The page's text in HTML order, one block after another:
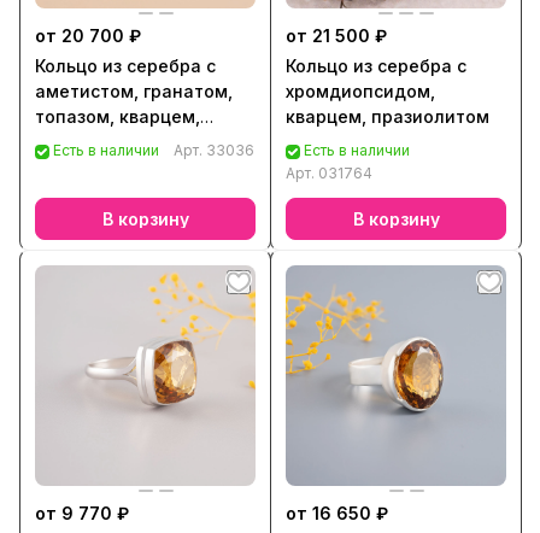
от 20 700 ₽
Кольцо из серебра с
аметистом, гранатом,
топазом, кварцем,
хризолитом, цитрином
Есть в наличии Арт. 33036
В корзину
от 21 500 ₽
Кольцо из серебра с
хромдиопсидом,
кварцем, празиолитом
Есть в наличии
Арт. 031764
В корзину
от 9 770 ₽ от 16 650 ₽